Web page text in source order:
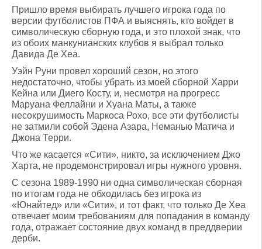
Пришло время выбирать лучшего игрока года по
версии футболистов ПФА и выяснять, кто войдет в
символическую сборную года, и это плохой знак, что
из обоих манкунианских клубов я выбрал только
Давида Де Хеа.
Уэйн Руни провел хороший сезон, но этого
недостаточно, чтобы убрать из моей сборной Харри
Кейна или Диего Косту, и, несмотря на прогресс
Маруана Феллайни и Хуана Маты, а также
несокрушимость Маркоса Рохо, все эти футболисты
не затмили собой Эдена Азара, Неманью Матича и
Джона Терри.
Что же касается «Сити», никто, за исключением Джо
Харта, не продемонстрировал игры нужного уровня.
С сезона 1989-1990 ни одна символическая сборная
по итогам года не обходилась без игрока из
«Юнайтед» или «Сити», и тот факт, что только Де Хеа
отвечает моим требованиям для попадания в команду
года, отражает состояние двух команд в преддверии
дерби.